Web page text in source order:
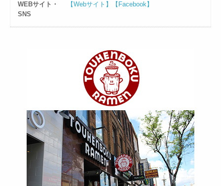
WEBサイト・
SNS
【Webサイト】 【Facebook】